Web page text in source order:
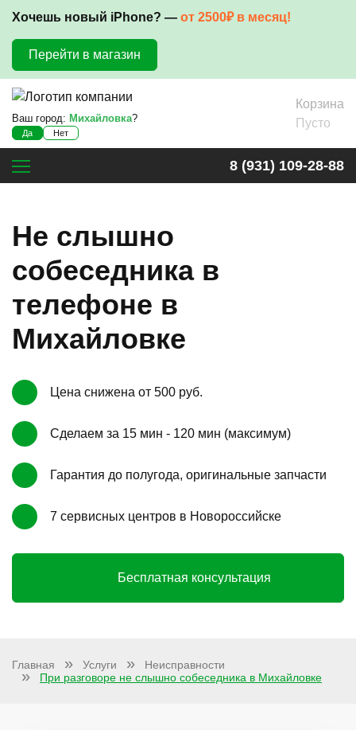
Хочешь новый iPhone? — от 2500₽ в месяц!
Перейти в магазин
Ваш город: Михайловка?
Да Нет
Корзина
Пусто
8 (931) 109-28-88
Не слышно
собеседника в
телефоне в
Михайловке
Цена снижена от 500 руб.
Сделаем за 15 мин - 120 мин (максимум)
Гарантия до полугода, оригинальные запчасти
7 сервисных центров в Новороссийске
Бесплатная консультация
Главная Услуги
Неисправности
При разговоре не слышно собеседника в Михайловке